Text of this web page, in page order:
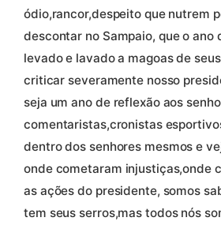
ódio,rancor,despeito que nutrem
descontar no Sampaio, que o ano
levado e lavado a magoas de
criticar severamente nosso
seja um ano de reflexão aos
comentaristas,cronistas
dentro dos senhores mesmos e
onde cometaram injustiças,onde
as ações do presidente, somos
tem seus serros,mas todos nós